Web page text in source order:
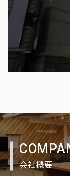
会社概要